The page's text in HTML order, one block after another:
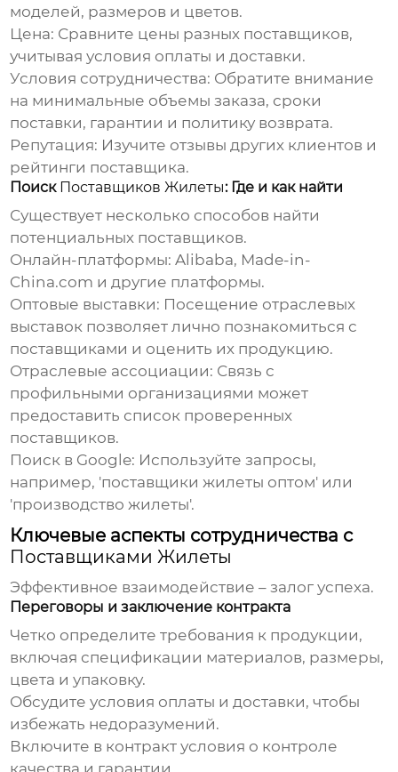
моделей, размеров и цветов.
Цена: Сравните цены разных поставщиков,
учитывая условия оплаты и доставки.
Условия сотрудничества: Обратите внимание
на минимальные объемы заказа, сроки
поставки, гарантии и политику возврата.
Репутация: Изучите отзывы других клиентов и
рейтинги поставщика.
Поиск Поставщиков Жилеты: Где и как найти
Существует несколько способов найти
потенциальных поставщиков.
Онлайн-платформы: Alibaba, Made-in-
China.com и другие платформы.
Оптовые выставки: Посещение отраслевых
выставок позволяет лично познакомиться с
поставщиками и оценить их продукцию.
Отраслевые ассоциации: Связь с
профильными организациями может
предоставить список проверенных
поставщиков.
Поиск в Google: Используйте запросы,
например, 'поставщики жилеты оптом' или
'производство жилеты'.
Ключевые аспекты сотрудничества с
Поставщиками Жилеты
Эффективное взаимодействие – залог успеха.
Переговоры и заключение контракта
Четко определите требования к продукции,
включая спецификации материалов, размеры,
цвета и упаковку.
Обсудите условия оплаты и доставки, чтобы
избежать недоразумений.
Включите в контракт условия о контроле